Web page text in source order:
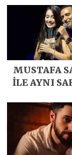
MUSTAFA
İLE AYNI